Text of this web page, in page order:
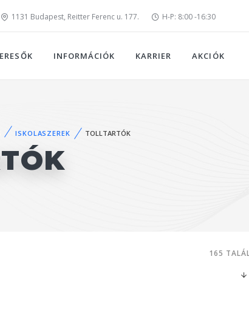
1131 Budapest, Reitter Ferenc u. 177. H-P: 8:00 -16:30
INFORMÁCIÓK KARRIER AKCIÓK
ISKOLASZEREK TOLLTARTÓK
165